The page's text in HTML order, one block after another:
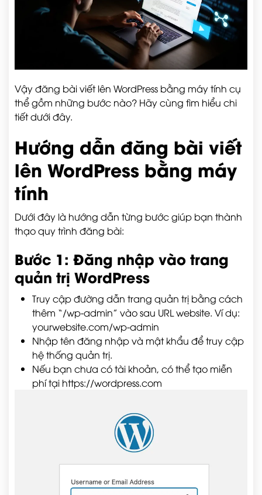
Vậy đăng bài viết lên WordPress bằng máy tính cụ
thể gồm những bước nào? Hãy cùng tìm hiểu chi
tiết dưới đây.
Hướng dẫn đăng bài viết
lên WordPress bằng máy
tính
Dưới đây là hướng dẫn từng bước giúp bạn thành
thạo quy trình đăng bài:
Bước 1: Đăng nhập vào trang
quản trị WordPress
Truy cập đường dẫn trang quản trị bằng cách
thêm “/wp-admin” vào sau URL website. Ví dụ:
yourwebsite.com/wp-admin
Nhập tên đăng nhập và mật khẩu để truy cập
hệ thống quản trị.
Nếu bạn chưa có tài khoản, có thể tạo miễn
phí tại https://wordpress.com